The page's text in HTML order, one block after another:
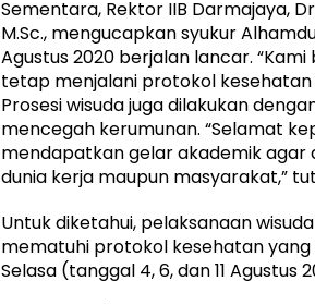
Sementara, Rektor IIB Darmajaya,
M.Sc., mengucapkan syukur
Agustus 2020 berjalan lancar.
tetap menjalani protokol kesehatan
Prosesi wisuda juga dilakukan
mencegah kerumunan. “Selamat
mendapatkan gelar akademik
dunia kerja maupun masyarakat,”
Untuk diketahui, pelaksanaan
mematuhi protokol kesehatan yang
Selasa (tanggal 4, 6, dan 11